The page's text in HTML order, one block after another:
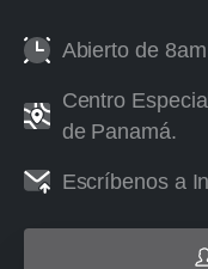
Abierto de
Centro
de Panamá.
Escríbenos a